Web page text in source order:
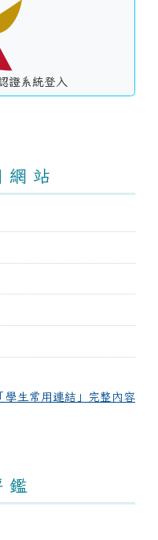
證系統登入
網 站
學生常用連結」完整內容
鑑